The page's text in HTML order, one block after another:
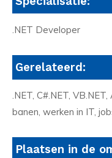
.NET Developer
Gerelateerd:
.NET, C#.NET,
banen, werken in IT,
Plaatsen in de